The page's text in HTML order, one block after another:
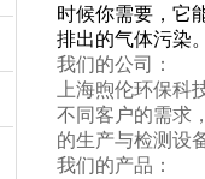
时候你需要，它
排出的气体污染
我们的公司：
上海煦伦环保
不同客户的需求
的生产与检测设
我们的产品：